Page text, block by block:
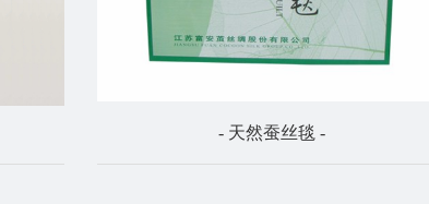
- 天然蚕丝毯 -